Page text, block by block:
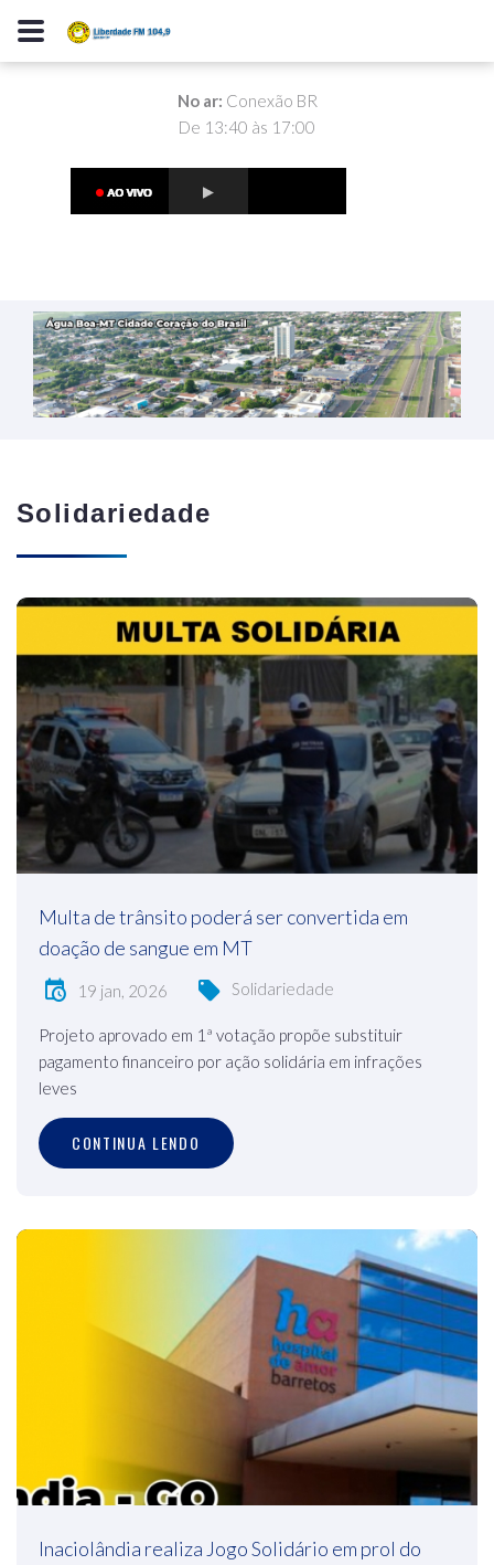
No ar: Conexão BR
De 13:40 às 17:00
Solidariedade
Multa de trânsito poderá ser convertida em
doação de sangue em MT
19 jan, 2026 Solidariedade
Projeto aprovado em 1ª votação propõe substituir
pagamento financeiro por ação solidária em infrações
leves
CONTINUA LENDO
Inaciolândia realiza Jogo Solidário em prol do